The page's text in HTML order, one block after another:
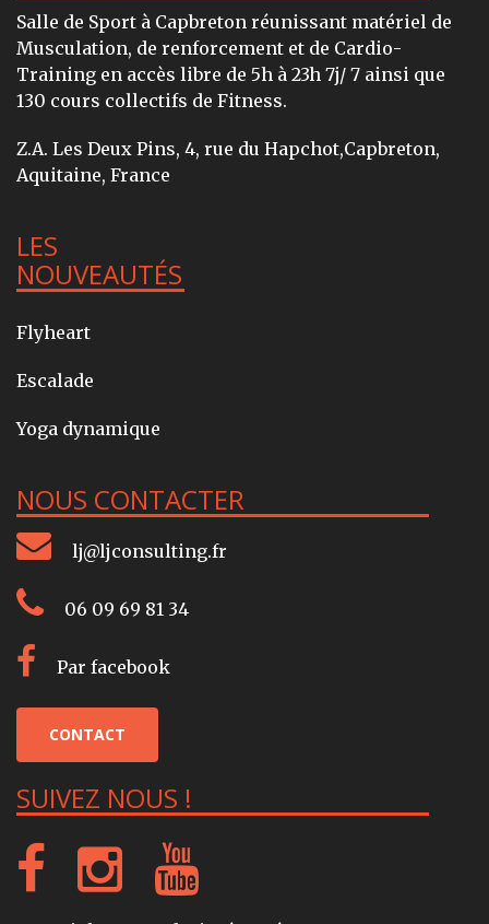
Salle de Sport à Capbreton réunissant matériel de
Musculation, de renforcement et de Cardio-
Training en accès libre de 5h à 23h 7j/ 7 ainsi que
130 cours collectifs de Fitness.
Z.A. Les Deux Pins, 4, rue du Hapchot,Capbreton,
Aquitaine, France
LES
NOUVEAUTÉS
Flyheart
Escalade
Yoga dynamique
NOUS CONTACTER
lj@ljconsulting.fr
06 09 69 81 34
Par facebook
CONTACT
SUIVEZ NOUS !